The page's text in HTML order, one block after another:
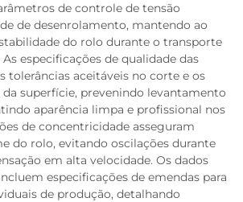
de controle de tensão
de desenrolamento, mantendo ao
do rolo durante o transporte
especificações de qualidade das
tolerâncias aceitáveis no corte e os
superfície, prevenindo levantamento
aparência limpa e profissional nos
de concentricidade asseguram
do rolo, evitando oscilações durante
em alta velocidade. Os dados
especificações de emendas para
de produção, detalhando